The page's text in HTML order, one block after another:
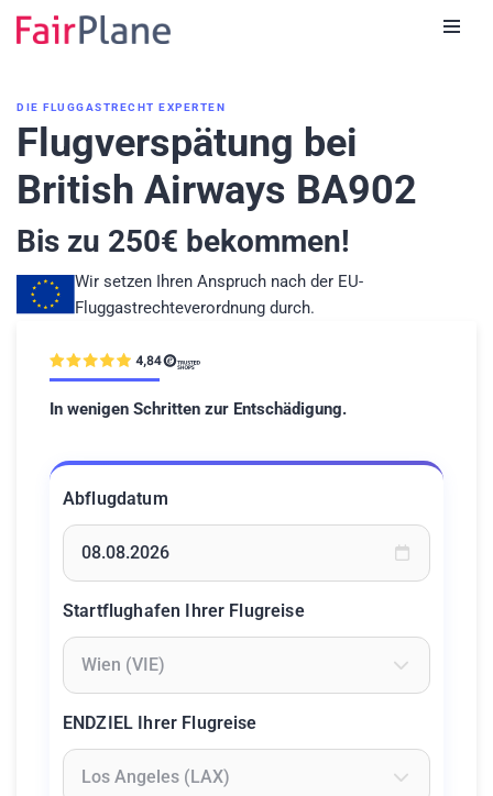
DIE FLUGGASTRECHT EXPERTEN
Flugverspätung bei
British Airways BA902
Bis zu 250€ bekommen!
Wir setzen Ihren Anspruch nach der EU-
Fluggastrechteverordnung durch.
In wenigen Schritten zur Entschädigung.
Abflugdatum
Startflughafen Ihrer Flugreise
ENDZIEL Ihrer Flugreise